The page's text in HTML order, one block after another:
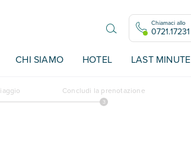
Chiamaci allo
0721.17231
CHI SIAMO HOTEL LAST MINUTE
Concludi la prenotazione